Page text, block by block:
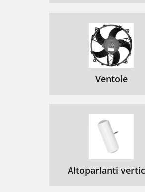
Ventole
Altoparlanti